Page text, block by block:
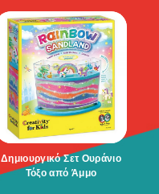
Δημιουργικό Σετ Ουράνιο
Τόξο από Άμμο